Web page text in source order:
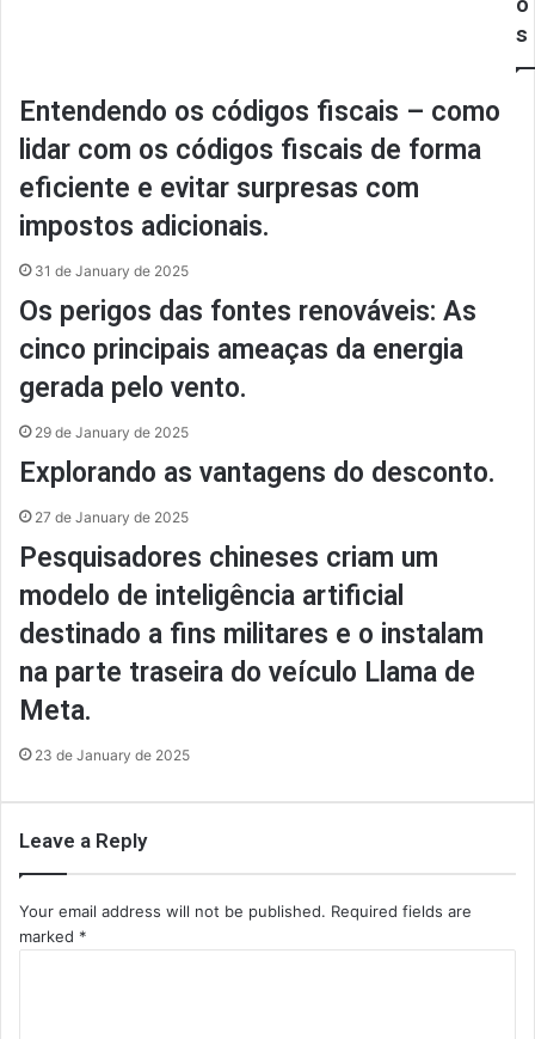
s
Entendendo os códigos fiscais – como
lidar com os códigos fiscais de forma
eficiente e evitar surpresas com
impostos adicionais.
31 de January de 2025
Os perigos das fontes renováveis: As
cinco principais ameaças da energia
gerada pelo vento.
29 de January de 2025
Explorando as vantagens do desconto.
27 de January de 2025
Pesquisadores chineses criam um
modelo de inteligência artificial
destinado a fins militares e o instalam
na parte traseira do veículo Llama de
Meta.
23 de January de 2025
Leave a Reply
Your email address will not be published. Required fields are
marked *